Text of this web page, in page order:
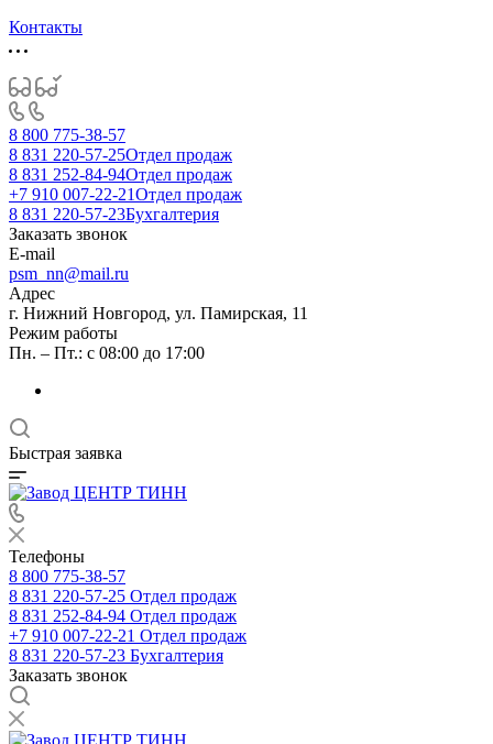
Контакты
8 800 775-38-57
8 831 220-57-25Отдел продаж
8 831 252-84-94Отдел продаж
+7 910 007-22-21Отдел продаж
8 831 220-57-23Бухгалтерия
Заказать звонок
E-mail
psm_nn@mail.ru
Адрес
г. Нижний Новгород, ул. Памирская, 11
Режим работы
Пн. – Пт.: с 08:00 до 17:00
Быстрая заявка
Телефоны
8 800 775-38-57
8 831 220-57-25 Отдел продаж
8 831 252-84-94 Отдел продаж
+7 910 007-22-21 Отдел продаж
8 831 220-57-23 Бухгалтерия
Заказать звонок